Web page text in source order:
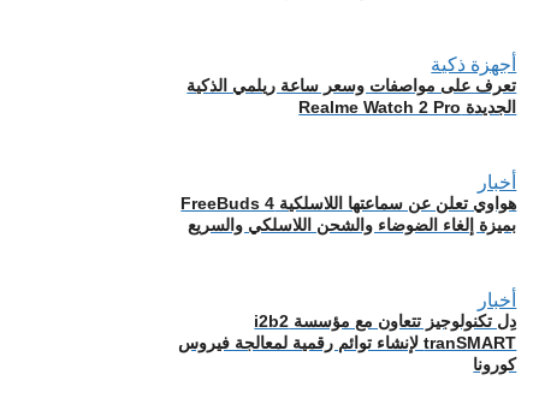
أجهزة ذكية
تعرف على مواصفات وسعر ساعة ريلمي الذكية
الجديدة Realme Watch 2 Pro
أخبار
هواوي تعلن عن سماعتها اللاسلكية FreeBuds 4
بميزة إلغاء الضوضاء والشحن اللاسلكي والسريع
أخبار
دِل تكنولوجيز تتعاون مع مؤسسة i2b2
tranSMART لإنشاء توائم رقمية لمعالجة فيروس
كورونا